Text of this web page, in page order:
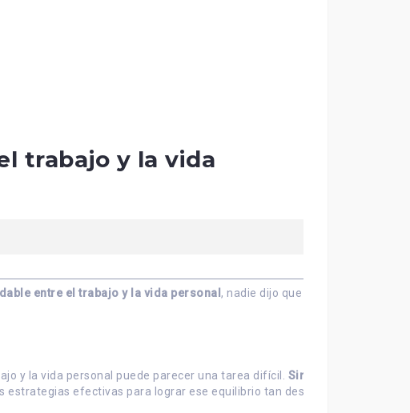
trabajo y la vida
entre el trabajo y la vida personal , nadie dijo que sería fácil
y la vida personal puede parecer una tarea difícil. Sin embargo
efectivas para lograr ese equilibrio tan deseado.